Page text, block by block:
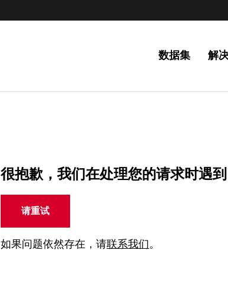
数据集 解
很抱歉，我们在处理您的请求时遇到
请重试
如果问题依然存在，请联系我们 。